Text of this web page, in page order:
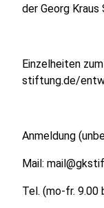
der Georg
Einzelheiten
stiftung.de/
Anmeldung
Mail:
Tel. (mo-fr. 9.00